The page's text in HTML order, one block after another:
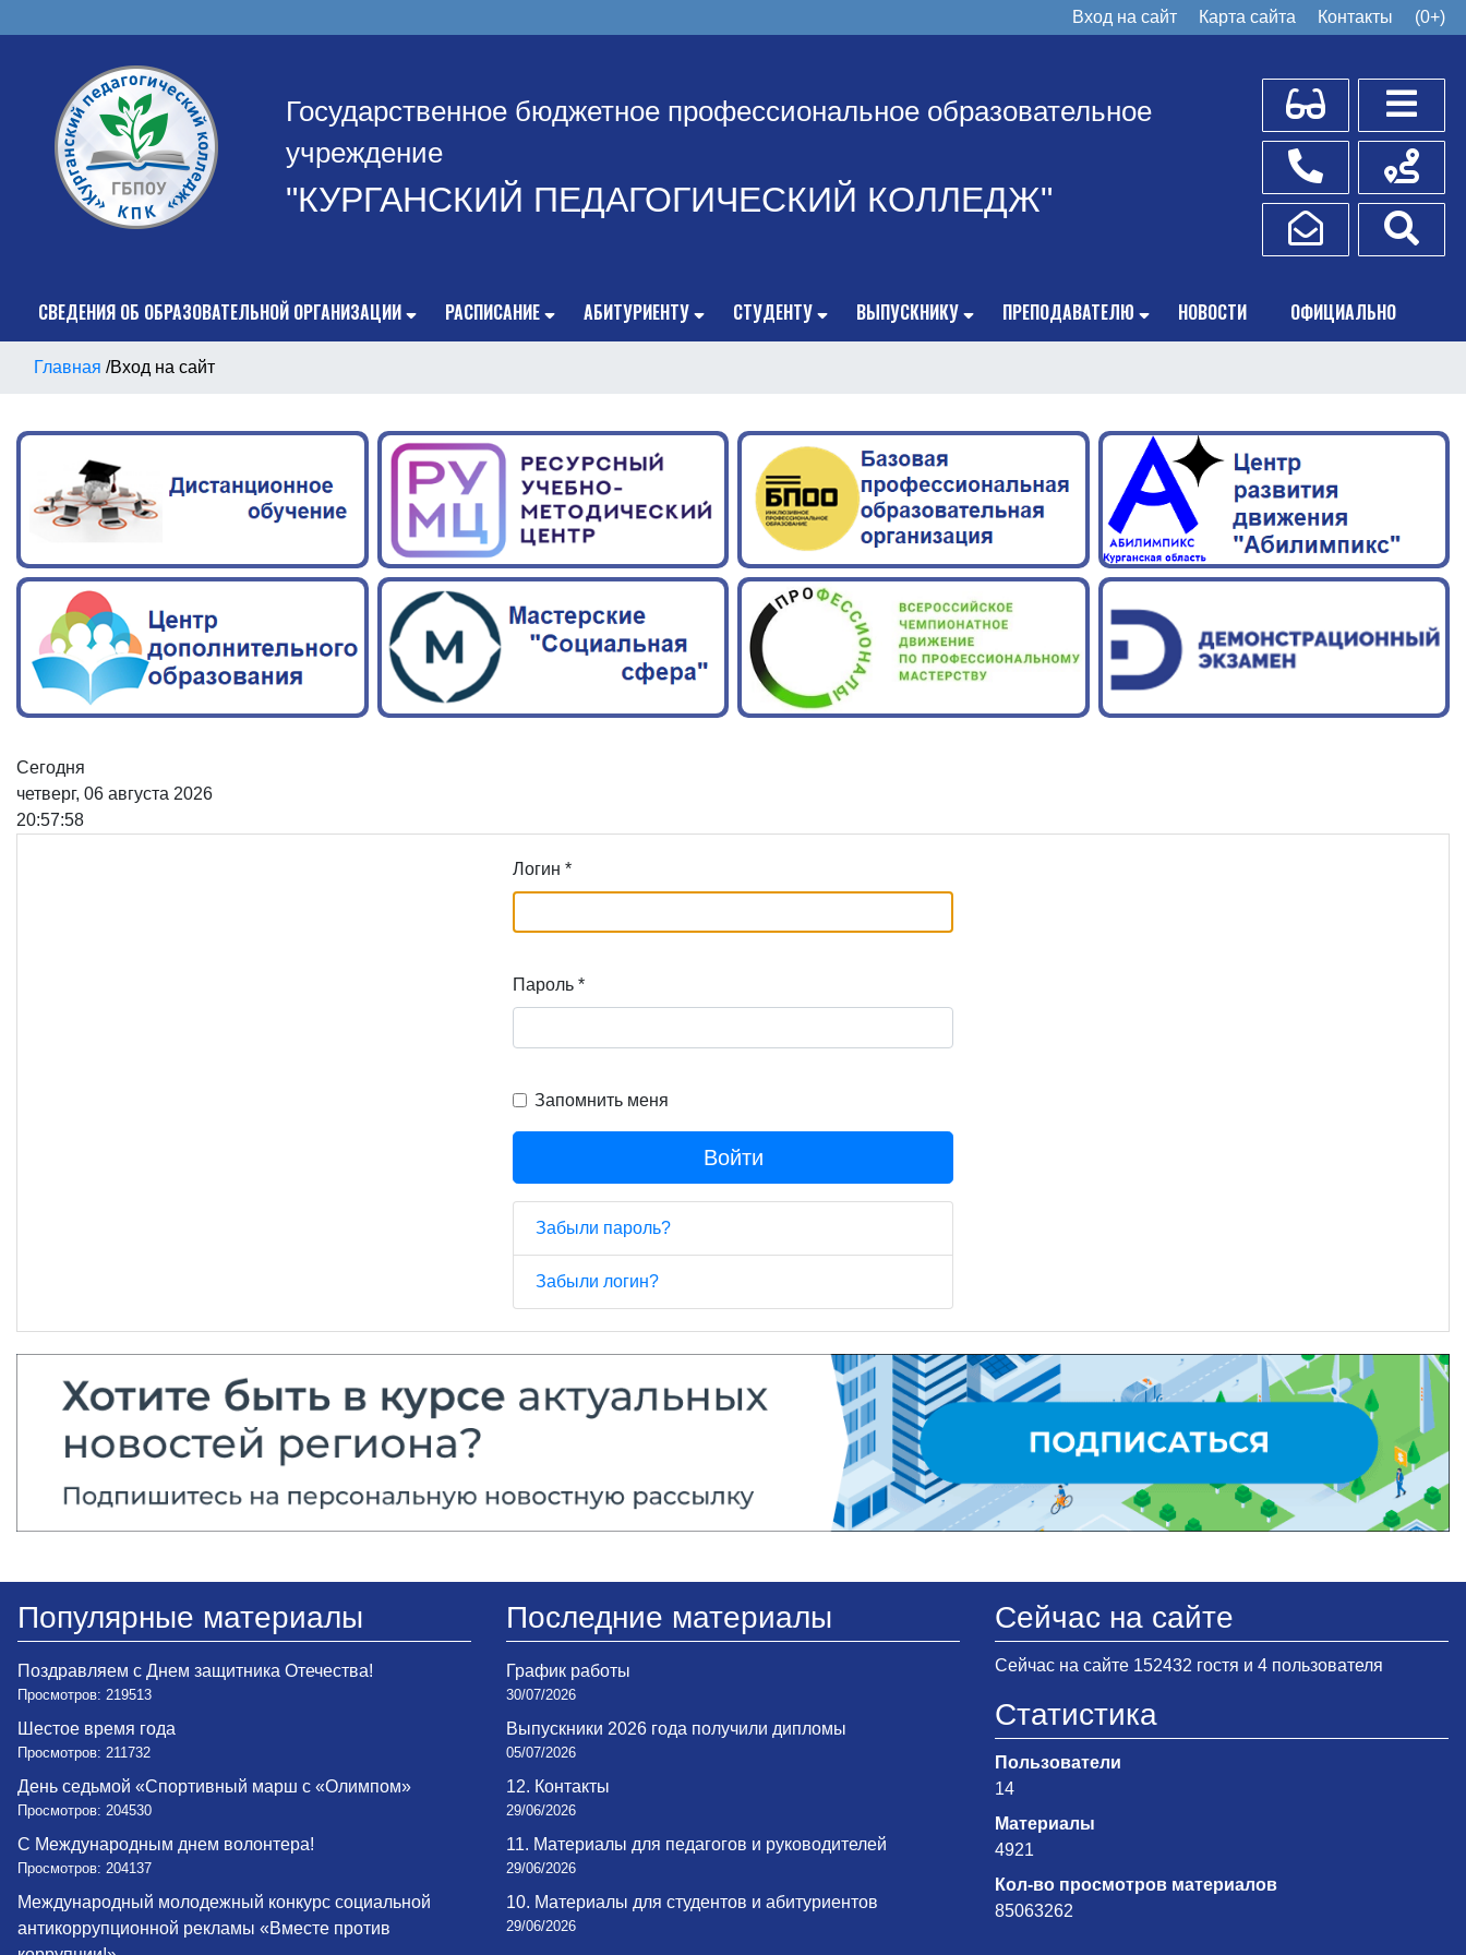
Вход на сайт Карта сайта Контакты (0+)
Государственное бюджетное профессиональное образовательное
учреждение
"КУРГАНСКИЙ ПЕДАГОГИЧЕСКИЙ КОЛЛЕДЖ"
Для слабовидящих
Телефоны
Написать обращение
Схема
СВЕДЕНИЯ ОБ ОБРАЗОВАТЕЛЬНОЙ ОРГАНИЗАЦИИ РАСПИСАНИЕ АБИТУРИЕНТУ СТУДЕНТУ ВЫПУСКНИКУ ПРЕПОДАВАТЕЛЮ НОВОСТИ ОФИЦИАЛЬНО
Главная /Вход на сайт
Сегодня
четверг, 06 августа 2026
20:57:59
Логин *
Пароль *
Запомнить меня
Войти
Забыли пароль?
Забыли логин?
Популярные материалы
Поздравляем с Днем защитника Отечества!
Просмотров: 219513
Шестое время года
Просмотров: 211732
День седьмой «Спортивный марш с «Олимпом»
Просмотров: 204530
С Международным днем волонтера!
Просмотров: 204137
Международный молодежный конкурс социальной
антикоррупционной рекламы «Вместе против
Последние материалы
График работы
30/07/2026
Выпускники 2026 года получили дипломы
05/07/2026
12. Контакты
29/06/2026
11. Материалы для педагогов и руководителей
29/06/2026
10. Материалы для студентов и абитуриентов
29/06/2026
Сейчас на сайте
Сейчас на сайте 152432 гостя и 4 пользователя
Статистика
Пользователи
14
Материалы
4921
Кол-во просмотров материалов
85063262